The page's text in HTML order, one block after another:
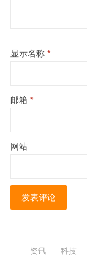
显示名称 *
邮箱 *
网站
资讯 科技